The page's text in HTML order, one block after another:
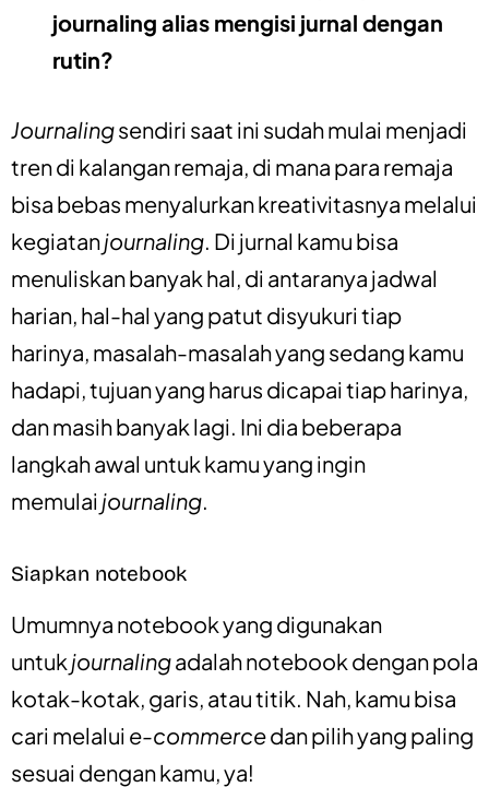
journaling alias mengisi jurnal dengan
rutin?
Journalingsendiri saat ini sudah mulai menjadi
tren di kalangan remaja, di mana para remaja
bisa bebas menyalurkan kreativitasnya melalui
kegiatanjournaling. Di jurnal kamu bisa
menuliskan banyak hal, di antaranya jadwal
harian, hal-hal yang patut disyukuri tiap
harinya, masalah-masalah yang sedang kamu
hadapi, tujuan yang harus dicapai tiap harinya,
dan masih banyak lagi. Ini dia beberapa
langkah awal untuk kamu yang ingin
memulai journaling.
Siapkan notebook
Umumnya notebook yang digunakan
untuk journalingadalah notebook dengan pola
kotak-kotak, garis, atau titik. Nah, kamu bisa
cari melalui e-commercedan pilih yang paling
sesuai dengan kamu, ya!